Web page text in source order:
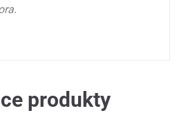
produkty